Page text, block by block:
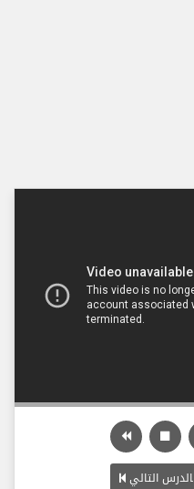
الدرس التالي